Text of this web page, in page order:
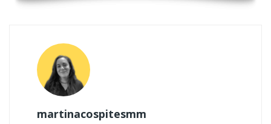
martinacospitesmm